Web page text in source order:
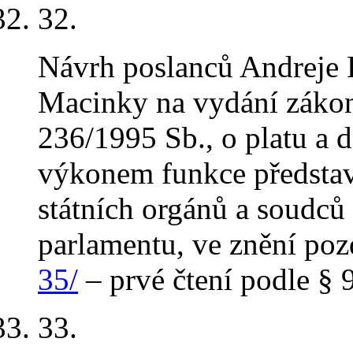
32.
Návrh poslanců Andreje
Macinky na vydání
236/1995 Sb., o platu a
výkonem funkce
státních orgánů a
parlamentu, ve znění
35/ – prvé čtení podle §
33.